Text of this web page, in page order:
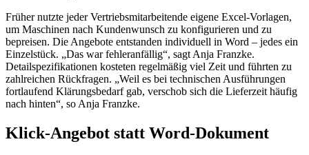
Früher nutzte jeder Vertriebsmitarbeitende eigene Excel-Vorlagen,
um Maschinen nach Kundenwunsch zu konfigurieren und zu
bepreisen. Die Angebote entstanden individuell in Word – jedes ein
Einzelstück. „Das war fehleranfällig“, sagt Anja Franzke.
Detailspezifikationen kosteten regelmäßig viel Zeit und führten zu
zahlreichen Rückfragen. „Weil es bei technischen Ausführungen
fortlaufend Klärungsbedarf gab, verschob sich die Lieferzeit häufig
nach hinten“, so Anja Franzke.
Klick-Angebot statt Word-Dokument